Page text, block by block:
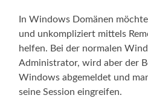
In Windows Domänen
und unkompliziert mittels
helfen. Bei der normalen
Administrator, wird aber der
Windows abgemeldet und
seine Session eingreifen.